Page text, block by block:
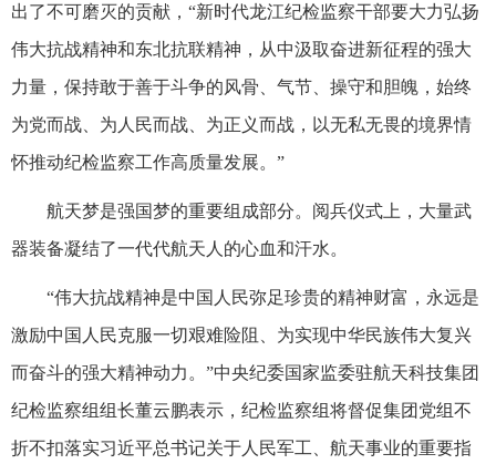
出了不可磨灭的贡献，“新时代龙江纪检监察干部要大力弘扬
伟大抗战精神和东北抗联精神，从中汲取奋进新征程的强大
力量，保持敢于善于斗争的风骨、气节、操守和胆魄，始终
为党而战、为人民而战、为正义而战，以无私无畏的境界情
怀推动纪检监察工作高质量发展。”
航天梦是强国梦的重要组成部分。阅兵仪式上，大量武
器装备凝结了一代代航天人的心血和汗水。
“伟大抗战精神是中国人民弥足珍贵的精神财富，永远是
激励中国人民克服一切艰难险阻、为实现中华民族伟大复兴
而奋斗的强大精神动力。”中央纪委国家监委驻航天科技集团
纪检监察组组长董云鹏表示，纪检监察组将督促集团党组不
折不扣落实习近平总书记关于人民军工、航天事业的重要指